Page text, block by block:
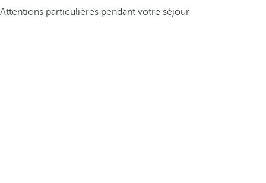
Attentions particulières pendant votre séjour